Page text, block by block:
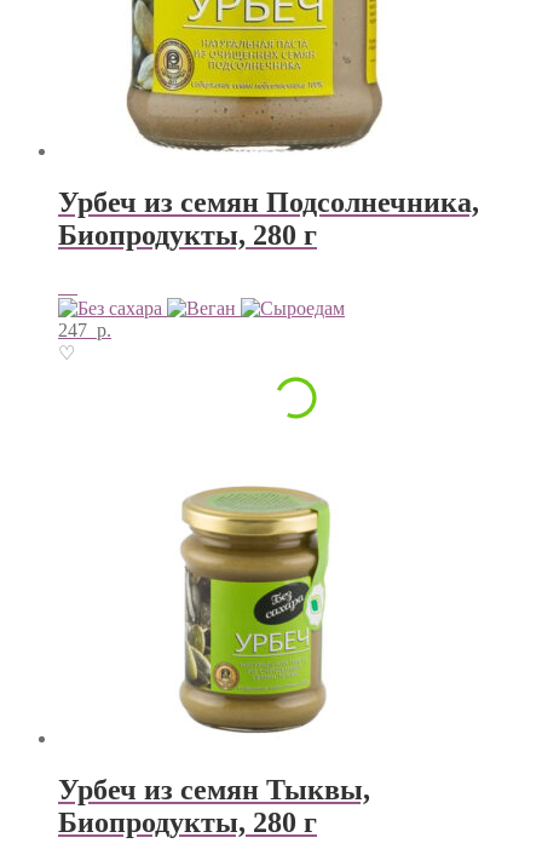
Урбеч из семян Подсолнечника,
Биопродукты, 280 г
247 р.
♡
Урбеч из семян Тыквы,
Биопродукты, 280 г